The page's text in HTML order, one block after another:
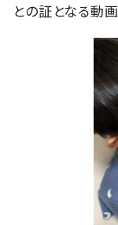
との証となる動